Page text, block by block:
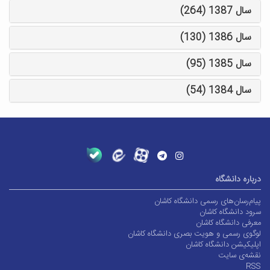
سال 1387 (264)
سال 1386 (130)
سال 1385 (95)
سال 1384 (54)
درباره دانشگاه
پیام‌رسان‌های رسمی دانشگاه کاشان
سرود دانشگاه کاشان
معرفی دانشگاه کاشان
لوگوی رسمی و هویت بصری دانشگاه کاشان
اپلیکیشن دانشگاه کاشان
نقشه‌ی سایت
RSS